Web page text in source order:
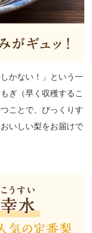
かない！」という一
ぎ（早く収穫するこ
ことで、びっくりす
いしい梨をお届けで